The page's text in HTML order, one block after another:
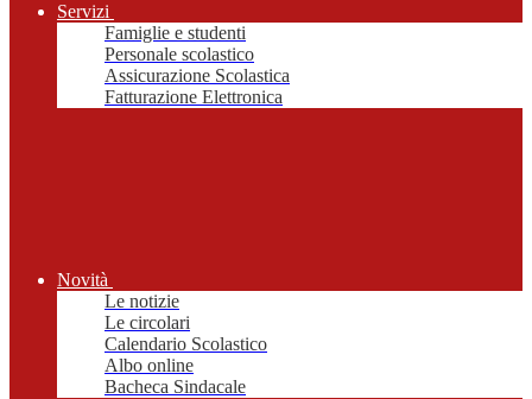
Servizi
Famiglie e studenti
Personale scolastico
Assicurazione Scolastica
Fatturazione Elettronica
Novità
Le notizie
Le circolari
Calendario Scolastico
Albo online
Bacheca Sindacale